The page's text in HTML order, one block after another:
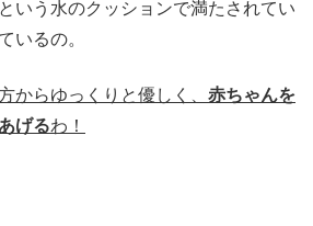
いう水のクッションで満たされてい
いるの。
からゆっくりと優しく、 赤ちゃんを
げるわ！